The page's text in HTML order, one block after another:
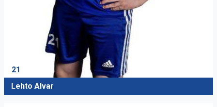
21
Lehto Alvar